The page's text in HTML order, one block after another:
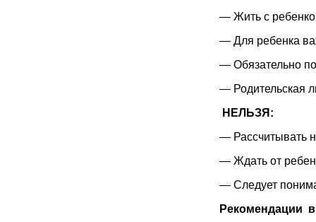
— Жить с
— Для ребенка
— Обязательно
— Родительская
НЕЛЬЗЯ:
— Рассчитывать
— Ждать от
— Следует
Рекомендации